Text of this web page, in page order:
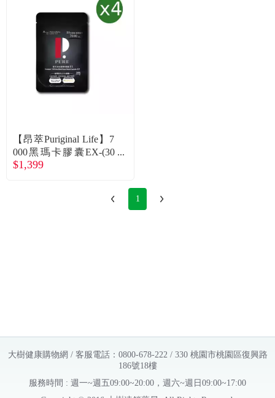
【昂萃Puriginal Life】7
000黑瑪卡膠囊EX-(30
顆/袋)*4袋 廠商直送
$1,399
1
大樹健康購物網 / 客服電話：0800-678-222 / 330 桃園市桃園區復興路
186號18樓
服務時間 : 週一~週五09:00~20:00，週六~週日09:00~17:00